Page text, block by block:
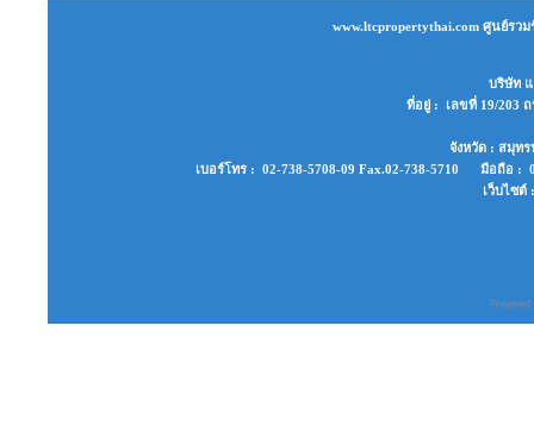
www.ltcpropertythai.com ศูนย์รว
บริษัท
ที่อยู่ : เลขที่ 19/203
จังหวัด : สมุท
เบอร์โทร : 02-738-5708-09 Fax.02-738-5710 มือถือ :
เว็บไซต์